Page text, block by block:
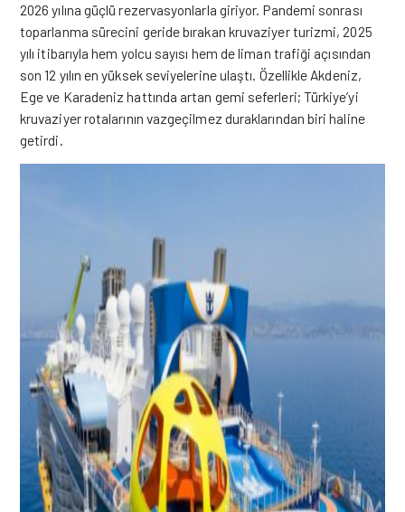
2026 yılına güçlü rezervasyonlarla giriyor. Pandemi sonrası
toparlanma sürecini geride bırakan kruvaziyer turizmi, 2025
yılı itibarıyla hem yolcu sayısı hem de liman trafiği açısından
son 12 yılın en yüksek seviyelerine ulaştı. Özellikle Akdeniz,
Ege ve Karadeniz hattında artan gemi seferleri; Türkiye’yi
kruvaziyer rotalarının vazgeçilmez duraklarından biri haline
getirdi.